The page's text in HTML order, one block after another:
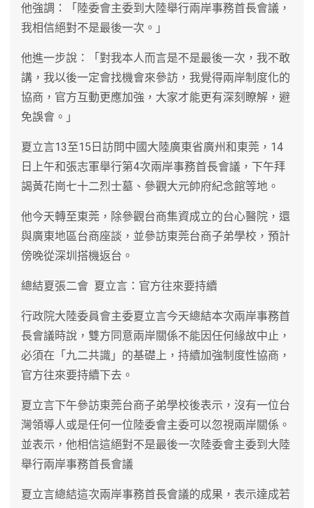
他強調：「陸委會主委到大陸舉行兩岸事務首長會議，
我相信絕對不是最後一次。」
他進一步說：「對我本人而言是不是最後一次，我不敢
講，我以後一定會找機會來參訪，我覺得兩岸制度化的
協商，官方互動更應加強，大家才能更有深刻瞭解，避
免誤會。」
夏立言13至15日訪問中國大陸廣東省廣州和東莞，14
日上午和張志軍舉行第4次兩岸事務首長會議，下午拜
謁黃花崗七十二烈士墓、參觀大元帥府紀念館等地。
他今天轉至東莞，除參觀台商集資成立的台心醫院，還
與廣東地區台商座談，並參訪東莞台商子弟學校，預計
傍晚從深圳搭機返台。
總結夏張二會 夏立言：官方往來要持續
行政院大陸委員會主委夏立言今天總結本次兩岸事務首
長會議時說，雙方同意兩岸關係不能因任何緣故中止，
必須在「九二共識」的基礎上，持續加強制度性協商，
官方往來要持續下去。
夏立言下午參訪東莞台商子弟學校後表示，沒有一位台
灣領導人或是任何一位陸委會主委可以忽視兩岸關係。
並表示，他相信這絕對不是最後一次陸委會主委到大陸
舉行兩岸事務首長會議
夏立言總結這次兩岸事務首長會議的成果，表示達成若